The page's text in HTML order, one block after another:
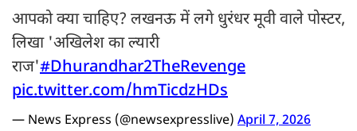
आपको क्या चाहिए? लखनऊ में लगे धुरंधर मूवी वाले पोस्टर,
लिखा 'अखिलेश का ल्यारी
राज'#Dhurandhar2‌TheRevenge
pic.twitter.com/hmTicdzHDs
— News Express (@newsexpresslive) April 7, 2026